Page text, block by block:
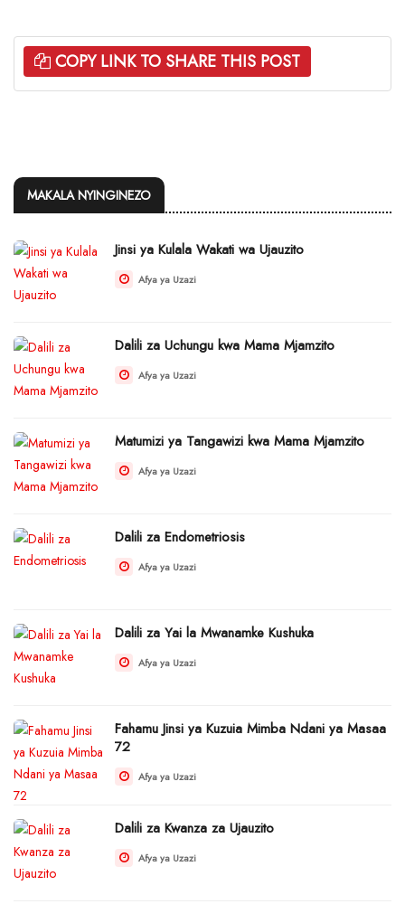
COPY LINK TO SHARE THIS POST
MAKALA NYINGINEZO
Jinsi ya Kulala Wakati wa Ujauzito
Afya ya Uzazi
Dalili za Uchungu kwa Mama Mjamzito
Afya ya Uzazi
Matumizi ya Tangawizi kwa Mama Mjamzito
Afya ya Uzazi
Dalili za Endometriosis
Afya ya Uzazi
Dalili za Yai la Mwanamke Kushuka
Afya ya Uzazi
Fahamu Jinsi ya Kuzuia Mimba Ndani ya Masaa
72
Afya ya Uzazi
Dalili za Kwanza za Ujauzito
Afya ya Uzazi